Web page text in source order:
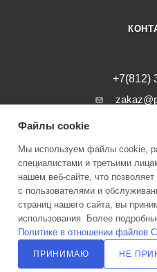
+7(812)
г. Санкт-
2026 © Инженерные системы
Файлы cookie
Мы используем файлы cookie,
специалистами и третьими
нашем веб-сайте, что
с пользователями и
страниц нашего сайта, вы
использования. Более
Политике в отношении файлов
ПРИНИМАЮ НЕ